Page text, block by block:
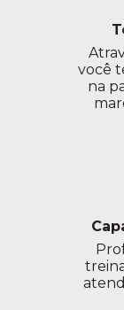
você
na